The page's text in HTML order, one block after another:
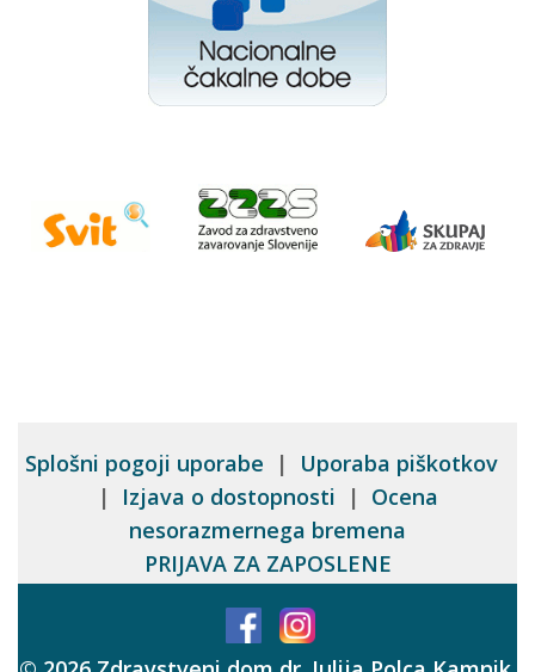
Splošni pogoji uporabe | Uporaba piškotkov
|
Izjava o dostopnosti | Ocena
nesorazmernega bremena
PRIJAVA ZA ZAPOSLENE